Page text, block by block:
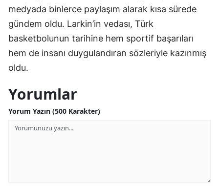
Trabzon
Tunceli
Şanlıurfa
medyada binlerce paylaşım alarak kısa sürede
gündem oldu. Larkin’in vedası, Türk
basketbolunun tarihine hem sportif başarıları
hem de insanı duygulandıran sözleriyle kazınmış
oldu.
Yorumlar
Yorum Yazın (500 Karakter)